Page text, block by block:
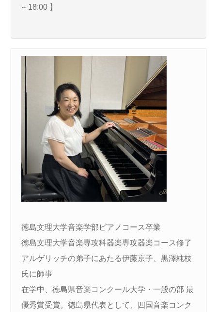
～18:00 】
徳島文理大学音楽学部ピアノコース卒業
徳島文理大学音楽専攻科器楽専攻器楽コース修了
アルゲリッチの弟子にあたる伊藤京子、黒澤純枝
氏に師事
在学中、徳島県音楽コンクール大学・一般の部 最
優秀賞受賞。徳島県代表として、四国音楽コンク